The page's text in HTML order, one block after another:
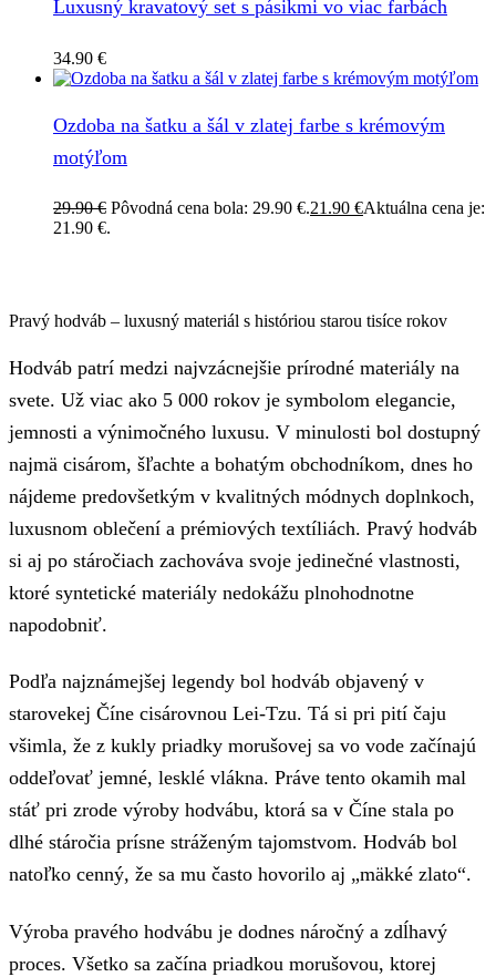
Luxusný kravatový set s pásikmi vo viac farbách
34.90 €
Ozdoba na šatku a šál v zlatej farbe s krémovým
motýľom
29.90€ Pôvodná cena bola: 29.90 €.21.90 €Aktuálna cena je:
21.90 €.
Pravý hodváb – luxusný materiál s históriou starou tisíce rokov
Hodváb patrí medzi najvzácnejšie prírodné materiály na
svete. Už viac ako 5 000 rokov je symbolom elegancie,
jemnosti a výnimočného luxusu. V minulosti bol dostupný
najmä cisárom, šľachte a bohatým obchodníkom, dnes ho
nájdeme predovšetkým v kvalitných módnych doplnkoch,
luxusnom oblečení a prémiových textíliách. Pravý hodváb
si aj po stáročiach zachováva svoje jedinečné vlastnosti,
ktoré syntetické materiály nedokážu plnohodnotne
napodobniť.
Podľa najznámejšej legendy bol hodváb objavený v
starovekej Číne cisárovnou Lei-Tzu. Tá si pri pití čaju
všimla, že z kukly priadky morušovej sa vo vode začínajú
oddeľovať jemné, lesklé vlákna. Práve tento okamih mal
stáť pri zrode výroby hodvábu, ktorá sa v Číne stala po
dlhé stáročia prísne stráženým tajomstvom. Hodváb bol
natoľko cenný, že sa mu často hovorilo aj „mäkké zlato“.
Výroba pravého hodvábu je dodnes náročný a zdĺhavý
proces. Všetko sa začína priadkou morušovou, ktorej